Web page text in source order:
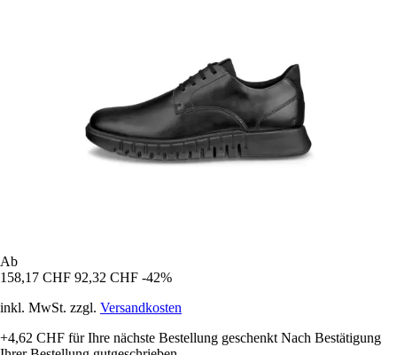
Ab
158,17 CHF 92,32 CHF -42%
inkl. MwSt. zzgl. Versandkosten
+4,62 CHF für Ihre nächste Bestellung geschenkt Nach Bestätigung